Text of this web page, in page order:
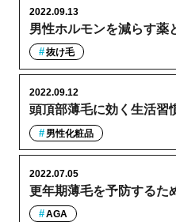
男性ホルモンを減らす薬
2022.09.13
抜け毛
頭頂部薄毛に効く生活習
2022.09.12
男性化粧品
更年期薄毛を予防するた
2022.07.05
AGA